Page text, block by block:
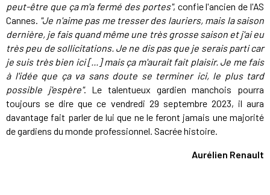
peut-être que ça m'a fermé des portes", confie l'ancien de l'AS
Cannes. "Je n'aime pas me tresser des lauriers, mais la saison
dernière, je fais quand même une très grosse saison et j'ai eu
très peu de sollicitations. Je ne dis pas que je serais parti car
je suis très bien ici [...] mais ça m'aurait fait plaisir. Je me fais
à l'idée que ça va sans doute se terminer ici, le plus tard
possible j'espère". Le talentueux gardien manchois pourra
toujours se dire que ce vendredi 29 septembre 2023, il aura
davantage fait parler de lui que ne le feront jamais une majorité
de gardiens du monde professionnel. Sacrée histoire.
Aurélien Renault